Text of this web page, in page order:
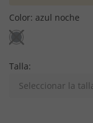
Color: azul noche
Talla:
Seleccionar la